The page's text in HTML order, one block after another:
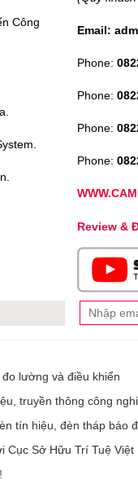
Công
Email:
Phone:
Phone:
Phone:
Phone:
Review &
lường và điều khiển
truyền thông công
tín hiệu, đèn tháp báo
Sở Hữu Trí Tuệ Việt
!